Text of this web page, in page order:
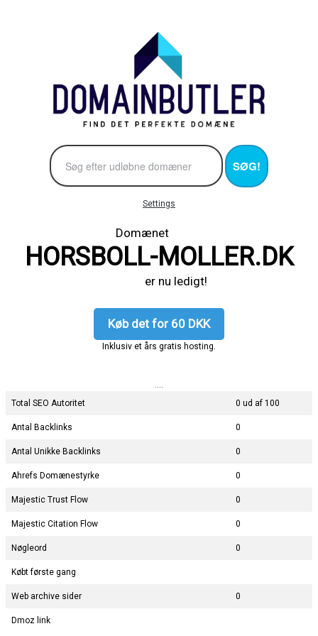
SØG!
Settings
Domænet
HORSBOLL-MOLLER.DK
er nu ledigt!
Køb det for 60 DKK
Inklusiv et års gratis hosting.
....
Total SEO Autoritet
0 ud af 100
Antal Backlinks 0
Antal Unikke Backlinks 0
Ahrefs Domænestyrke 0
Majestic Trust Flow 0
Majestic Citation Flow 0
Nøgleord 0
Købt første gang
Web archive sider 0
Dmoz link